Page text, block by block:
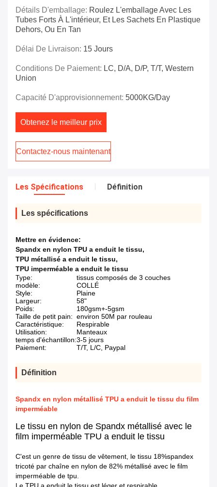
Détails D'emballage: Roulez L'emballage Avec Les
Tubes Forts À L'intérieur, Et Les Sachets En Plastique
Dehors, Ou En Tan
Délai De Livraison: 15 Jours
Conditions De Paiement: LC, D/A, D/P, T/T, Western
Union
Capacité D'approvisionnement: 5000KG/Day
Obtenez le meilleur prix
Contactez-nous maintenant
Les Spécifications Définition
Les spécifications
Mettre en évidence:
Spandx en nylon TPU a enduit le tissu,
TPU métallisé a enduit le tissu,
TPU imperméable a enduit le tissu
Type:
tissus composés de 3 couches
modèle:
COLLÉ
Style:
Plaine
Largeur:
58"
Poids:
180gsm+-5gsm
Taille de petit pain: environ 50M par rouleau
Caractéristique:
Respirable
Utilisation:
Manteaux
temps d'échantillon:3-5 jours
Paiement:
T/T, L/C, Paypal
Définition
Spandx en nylon métallisé TPU a enduit le tissu du film
imperméable
Le tissu en nylon de Spandx métallisé avec le
film imperméable TPU a enduit le tissu
C'est un genre de tissu de vêtement, le tissu 18%spandex
tricoté par chaîne en nylon de 82% métallisé avec le film
imperméable de tpu.